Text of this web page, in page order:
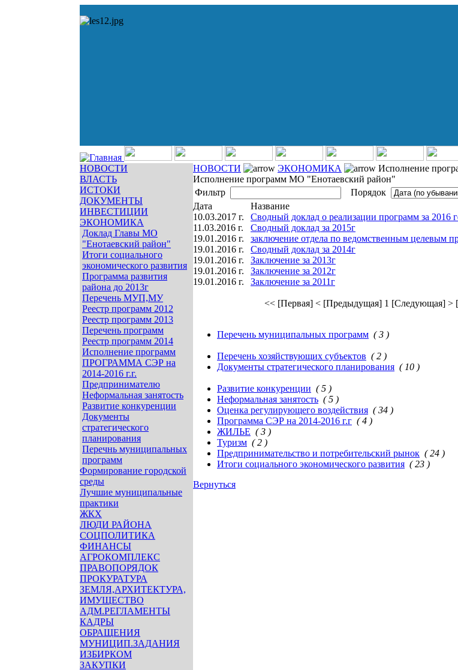
НОВОСТИ
ВЛАСТЬ
ИСТОКИ
ДОКУМЕНТЫ
ИНВЕСТИЦИИ
ЭКОНОМИКА
Доклад Главы МО
"Енотаевский район"
Итоги социального
экономического развития
Программа развития
района до 2013г
Перечень МУП,МУ
Реестр программ 2012
Реестр программ 2013
Перечень программ
Реестр программ 2014
Исполнение программ
ПРОГРАММА СЭР на
2014-2016 г.г.
Предпринимателю
Неформальная занятость
Развитие конкуренции
Документы
стратегического
планирования
Перечнь муниципальных
программ
Формирование городской
среды
Лучшие муниципальные
практики
ЖКХ
ЛЮДИ РАЙОНА
СОЦПОЛИТИКА
ФИНАНСЫ
АГРОКОМПЛЕКС
ПРАВОПОРЯДОК
ПРОКУРАТУРА
ЗЕМЛЯ,АРХИТЕКТУРА,
ИМУЩЕСТВО
АДМ.РЕГЛАМЕНТЫ
КАДРЫ
ОБРАЩЕНИЯ
МУНИЦИП.ЗАДАНИЯ
ИЗБИРКОМ
ЗАКУПКИ
НОВОСТИ ЭКОНОМИКА
Исполнение
Исполнение программ МО "Енотаевский район"
Фильтр
Порядок
Дата
Название
10.03.2017 г.
Сводный доклад о реализации программ за 2016
11.03.2016 г.
Сводный доклад за 2015г
19.01.2016 г.
заключение отдела по ведомственным целевым
19.01.2016 г.
Сводный доклад за 2014г
19.01.2016 г.
Заключение за 2013г
19.01.2016 г.
Заключение за 2012г
19.01.2016 г.
Заключение за 2011г
<< [Первая] < [Предыдущая] 1 [Следующая] >
Перечень муниципальных программ ( 3 )
Перечень хозяйствующих субъектов ( 2 )
Документы стратегического планирования ( 10 )
Развитие конкуренции ( 5 )
Неформальная занятость ( 5 )
Оценка регулирующего воздействия ( 34 )
Программа СЭР на 2014-2016 г.г ( 4 )
ЖИЛЬЕ ( 3 )
Туризм ( 2 )
Предпринимательство и потребительский рынок ( 24 )
Итоги социального экономического развития ( 23 )
Вернуться